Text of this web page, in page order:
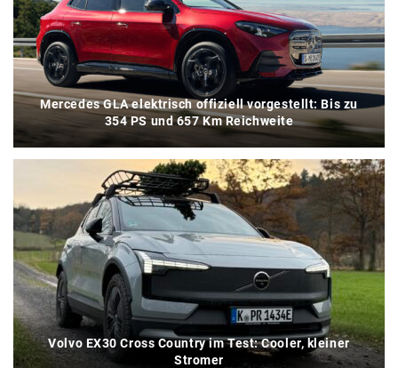
Mercedes GLA elektrisch offiziell vorgestellt: Bis zu
354 PS und 657 Km Reichweite
Volvo EX30 Cross Country im Test: Cooler, kleiner
Stromer